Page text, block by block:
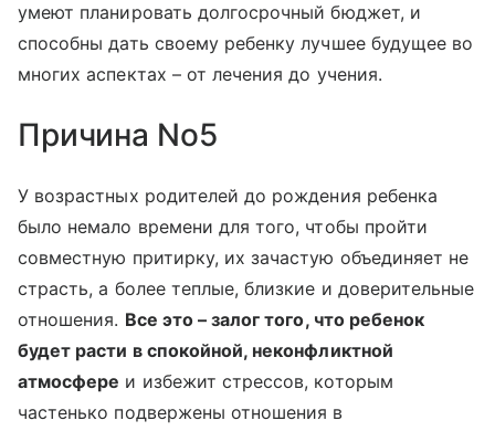
умеют планировать долгосрочный бюджет, и
способны дать своему ребенку лучшее будущее во
многих аспектах – от лечения до учения.
Причина No5
У возрастных родителей до рождения ребенка
было немало времени для того, чтобы пройти
совместную притирку, их зачастую объединяет не
страсть, а более теплые, близкие и доверительные
отношения. Все это –залог того, что ребенок
будет расти в спокойной, неконфликтной
атмосфере и избежит стрессов, которым
частенько подвержены отношения в